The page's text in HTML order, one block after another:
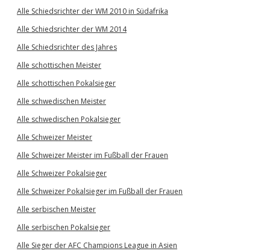
Alle Schiedsrichter der WM 2010 in Südafrika
Alle Schiedsrichter der WM 2014
Alle Schiedsrichter des Jahres
Alle schottischen Meister
Alle schottischen Pokalsieger
Alle schwedischen Meister
Alle schwedischen Pokalsieger
Alle Schweizer Meister
Alle Schweizer Meister im Fußball der Frauen
Alle Schweizer Pokalsieger
Alle Schweizer Pokalsieger im Fußball der Frauen
Alle serbischen Meister
Alle serbischen Pokalsieger
Alle Sieger der AFC Champions League in Asien